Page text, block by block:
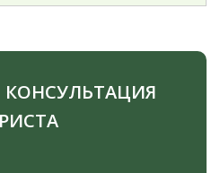
КОНСУЛЬТАЦИЯ